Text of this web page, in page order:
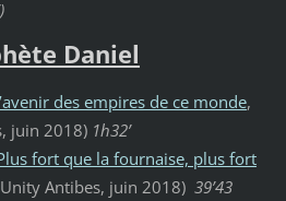
Daniel
des empires de ce monde,
juin 2018)1h32’
fort que la fournaise, plus fort
Antibes, juin 2018) 39’43